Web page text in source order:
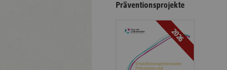
Präventionsprojekte
2026